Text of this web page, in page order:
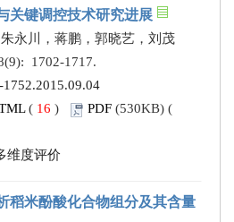
关键调控技术研究进展
永川，蒋鹏，郭晓艺，刘茂
1702-1717.
( 16 ) PDF (530KB) (
维度评价
稻米酚酸化合物组分及其含量